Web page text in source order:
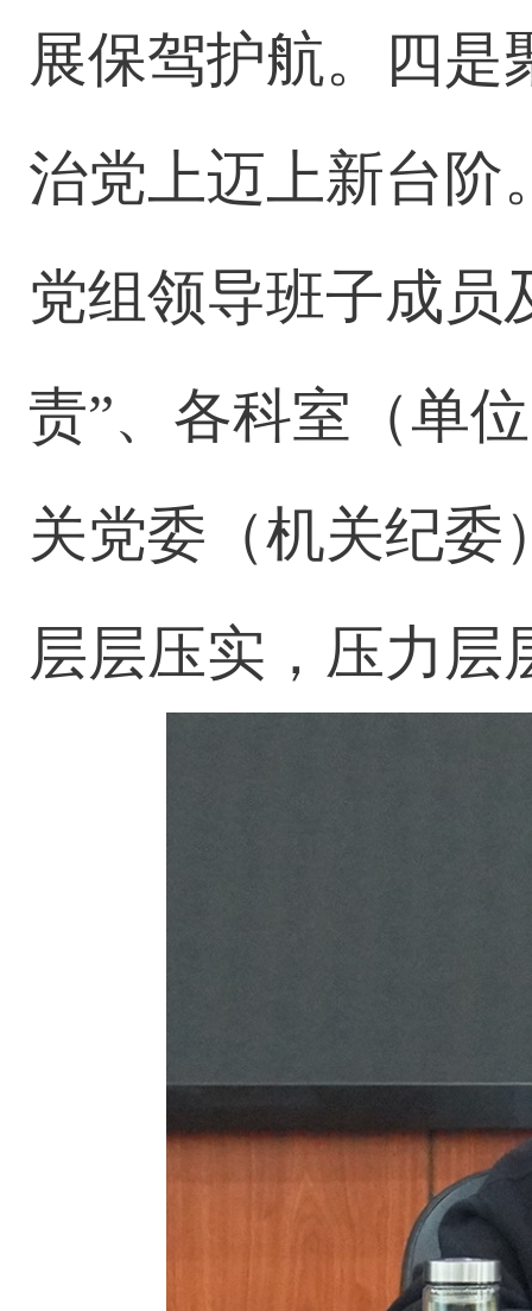
展保驾护航。四是
治党上迈上新台阶
党组领导班子成员
责”、各科室（单
关党委（机关纪委
层层压实，压力层